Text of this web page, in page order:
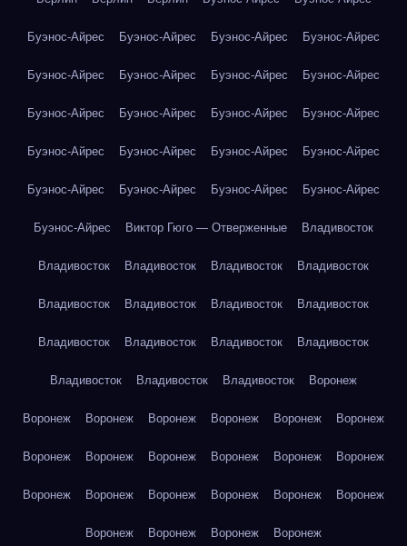
Буэнос-Айрес Буэнос-Айрес Буэнос-Айрес Буэнос-Айрес
Буэнос-Айрес Буэнос-Айрес Буэнос-Айрес Буэнос-Айрес
Буэнос-Айрес Буэнос-Айрес Буэнос-Айрес Буэнос-Айрес
Буэнос-Айрес Буэнос-Айрес Буэнос-Айрес Буэнос-Айрес
Буэнос-Айрес Буэнос-Айрес Буэнос-Айрес Буэнос-Айрес
Буэнос-Айрес Виктор Гюго — Отверженные Владивосток
Владивосток Владивосток Владивосток Владивосток
Владивосток Владивосток Владивосток Владивосток
Владивосток Владивосток Владивосток Владивосток
Владивосток Владивосток Владивосток Воронеж
Воронеж Воронеж Воронеж Воронеж Воронеж Воронеж
Воронеж Воронеж Воронеж Воронеж Воронеж Воронеж
Воронеж Воронеж Воронеж Воронеж Воронеж Воронеж
Воронеж Воронеж Воронеж Воронеж